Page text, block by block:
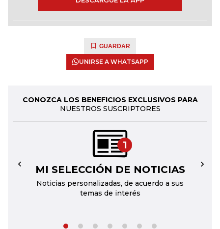
GUARDAR
UNIRSE A WHATSAPP
CONOZCA LOS BENEFICIOS EXCLUSIVOS PARA
NUESTROS SUSCRIPTORES
1
MI SELECCIÓN DE NOTICIAS
Noticias personalizadas, de acuerdo a sus
temas de interés
← →